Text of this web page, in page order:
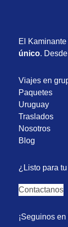
El
único.
Viajes en
Paquetes
Uruguay
Traslados
Nosotros
Blog
¿Listo para
Contactanos
¡Seguinos